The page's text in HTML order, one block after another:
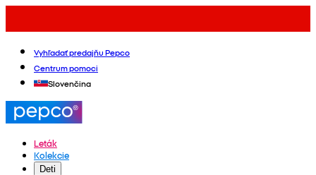
Vyhľadať predajňu Pepco
Centrum pomoci
Slovenčina
Leták
Kolekcie
Deti